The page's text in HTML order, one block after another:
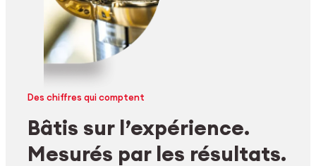
Des chiffres qui comptent
Bâtis sur l’expérience.
Mesurés par les résultats.